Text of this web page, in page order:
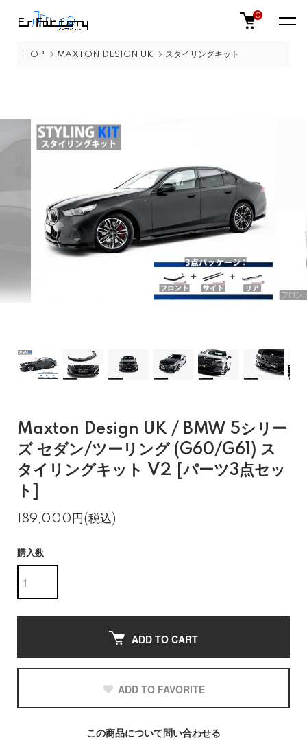
0
TOP MAXTON DESIGN UK スタイリングキット
Maxton Design UK / BMW 5シリー
ズ セダン/ツーリング (G60/G61) ス
タイリングキット V2 [パーツ3点セッ
ト]
189,000円(税込)
購入数
ADD TO CART
ADD TO FAVORITE
この商品について問い合わせる